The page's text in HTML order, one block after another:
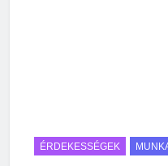
ÉRDEKESSÉGEK